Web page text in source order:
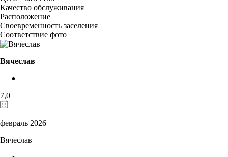
Качество обслуживания
Расположение
Своевременность заселения
Соответствие фото
Вячеслав
7,0
февраль 2026
Вячеслав